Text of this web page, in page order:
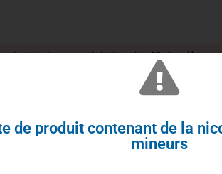
de ce produit dans les10 dernières
de produit contenant de la
mineurs